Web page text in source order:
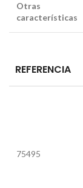
Otras
características
REFERENCIA
75495